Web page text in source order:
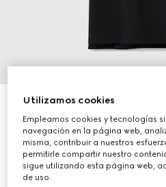
Polo de algodón
€ 580
Variacionesnegro
Utilizamos cookies
Empleamos cookies y tecnologías
navegación en la página web,
misma, contribuir a nuestros
permitirle compartir nuestro
sigue utilizando esta página web,
de uso.